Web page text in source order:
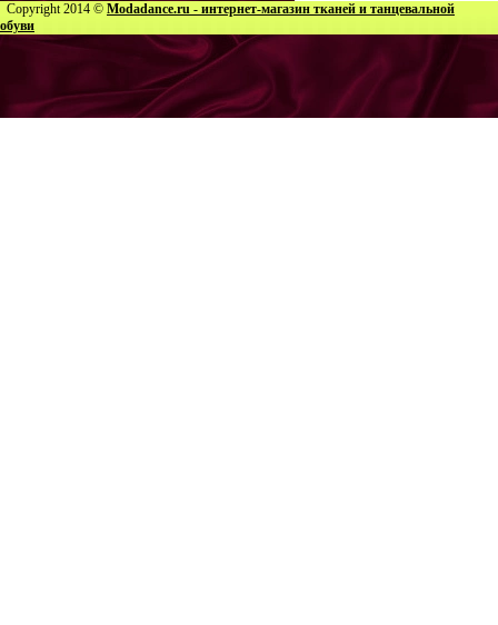
Copyright 2014 © Modadance.ru - интернет-магазин тканей и танцевальной
обуви